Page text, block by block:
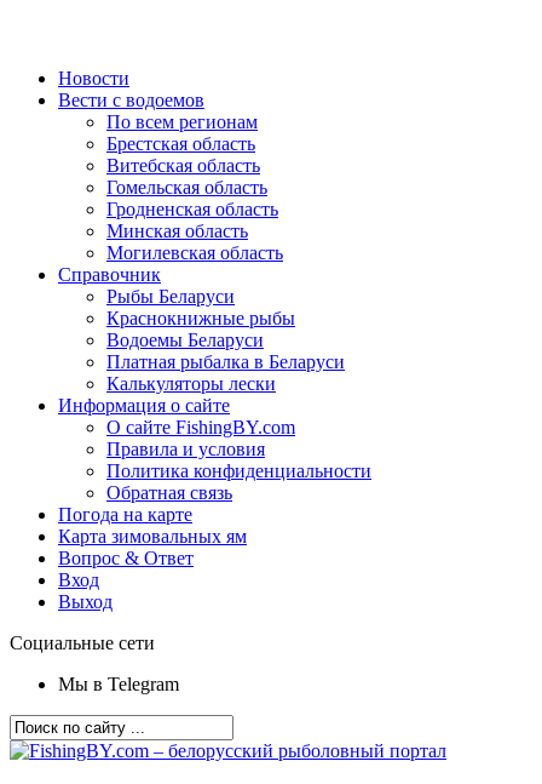
Новости
Вести с водоемов
По всем регионам
Брестская область
Витебская область
Гомельская область
Гродненская область
Минская область
Могилевская область
Справочник
Рыбы Беларуси
Краснокнижные рыбы
Водоемы Беларуси
Платная рыбалка в Беларуси
Калькуляторы лески
Информация о сайте
О сайте FishingBY.com
Правила и условия
Политика конфиденциальности
Обратная связь
Погода на карте
Карта зимовальных ям
Вопрос & Ответ
Вход
Выход
Социальные сети
Мы в Telegram